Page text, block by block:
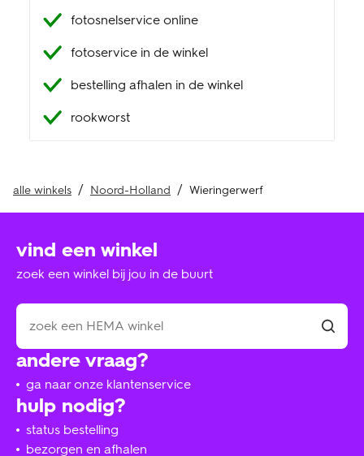
klantenservice
fotosnelservice online
fotoservice in de winkel
bestelling afhalen in de winkel
rookworst
alle winkels Noord-Holland Wieringerwerf
hulp nodig?
status bestelling
bezorgen en afhalen
andere vraag?
ga naar onze klantenservice
vind een winkel
zoek een winkel bij jou in de buurt